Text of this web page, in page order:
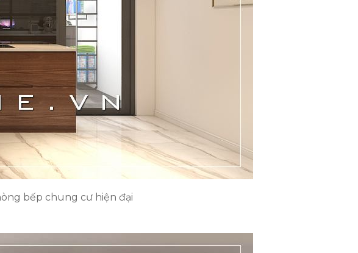
bếp chung cư hiện đại